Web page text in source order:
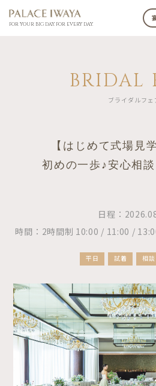
FOR YOUR BIG DAY. FOR EVERY DAY.
BRIDAL
ブライダルフェ
【はじめて式場見
初めの一歩♪安心相
日程：
時間：2時間制 10:00 / 11:00 /
平日 試着 相談